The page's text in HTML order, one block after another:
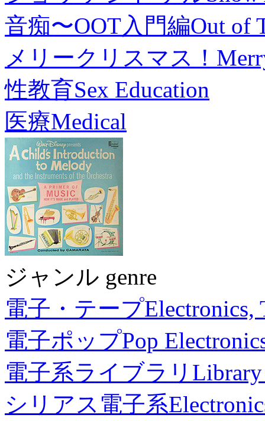
音痴〜OOT入門編Out of
メリークリスマス！
性教育Sex Education
医療Medical
ジャンル genre
電子・テープElectronics,
電子ポップPop
電子系ライブラリ
シリアス電子系